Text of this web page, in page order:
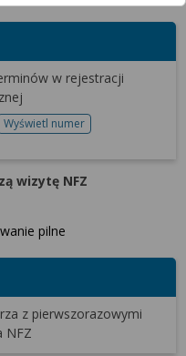
w rejestracji
Wyświetl numer
telefonu
wizytę NFZ
pilne
z pierwszorazowymi
NFZ
z naszej
wyświetlania reklam, w
społecznościowych.
do serwisu”, aby
przez nas i
w
dobrowolne, a
chwili cofnąć,
przetwarzanie Twoich
Jeżeli chcesz
przeprowadzić
tego dokonać